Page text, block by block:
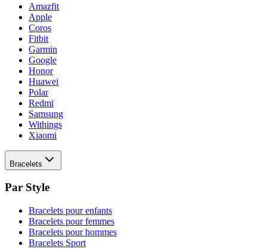
Amazfit
Apple
Coros
Fitbit
Garmin
Google
Honor
Huawei
Polar
Redmi
Samsung
Withings
Xiaomi
Bracelets
Par Style
Bracelets pour enfants
Bracelets pour femmes
Bracelets pour hommes
Bracelets Sport